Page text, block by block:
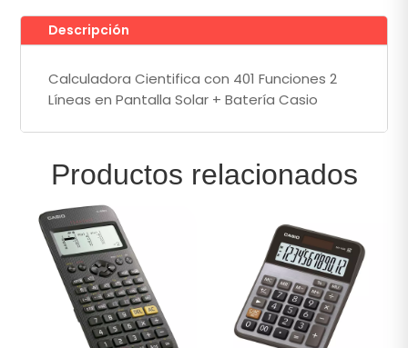
Batería
Casio1®
cantidad
Descripción
Calculadora Cientifica con 401 Funciones 2
Líneas en Pantalla Solar + Batería Casio
Productos relacionados